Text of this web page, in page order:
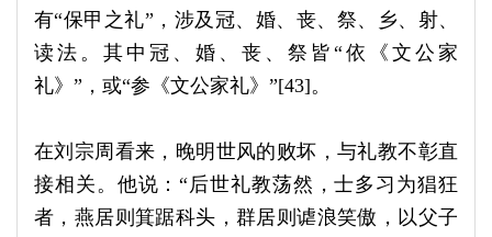
有“保甲之礼”，涉及冠、婚、丧、祭、乡、射、
读法。其中冠、婚、丧、祭皆“依《文公家
礼》”，或“参《文公家礼》”[43]。
在刘宗周看来，晚明世风的败坏，与礼教不彰直
接相关。他说：“后世礼教荡然，士多习为猖狂
者，燕居则箕踞科头，群居则谑浪笑傲，以父子